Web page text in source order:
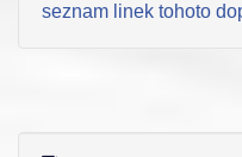
seznam linek tohoto